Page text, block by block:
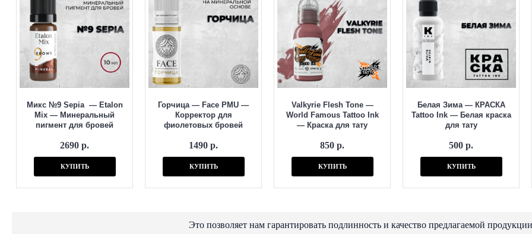
Микс №9 Sepia — Etalon
Mix — Минеральный
пигмент для бровей
2690 р.
КУПИТЬ
Горчица — Face PMU —
Корректор для
фиолетовых бровей
1490 р.
КУПИТЬ
Valkyrie Flesh Tone —
World Famous Tattoo Ink
— Краска для тату
850 р.
КУПИТЬ
Белая Зима — КРАСКА
Tattoo Ink — Белая краска
для тату
500 р.
КУПИТЬ
Это позволяет нам гарантировать подлинность и качество предлагаемой